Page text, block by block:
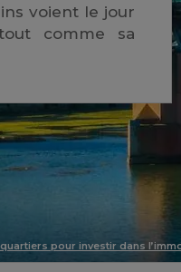
voient le jour
comme sa
pour investir dans